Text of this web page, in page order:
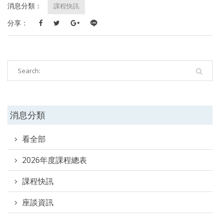
消息分類： 課程快訊
分享：
消息分類
看全部
2026年度課程總表
課程快訊
座談資訊